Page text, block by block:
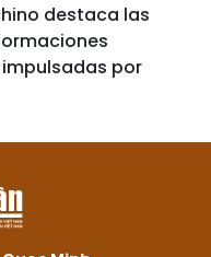
destaca las
por